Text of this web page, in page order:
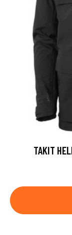
TAKIT